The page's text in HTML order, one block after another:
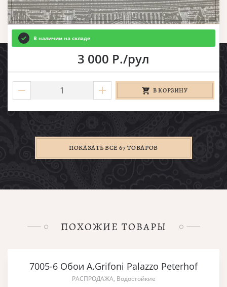
В наличии на складе
3 000 Р./рул
В КОРЗИНУ
ПОКАЗАТЬ ВСЕ 67 ТОВАРОВ
ПОХОЖИЕ ТОВАРЫ
7005-6 Обои A.Grifoni Palazzo Peterhof
РАСПРОДАЖА, Водостойкие